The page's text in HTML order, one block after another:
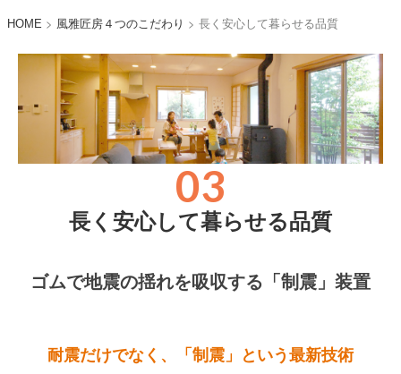
HOME > 風雅匠房４つのこだわり > 長く安心して暮らせる品質
03
長く安心して暮らせる品質
ゴムで地震の揺れを吸収する「制震」装置
耐震だけでなく、「制震」という最新技術